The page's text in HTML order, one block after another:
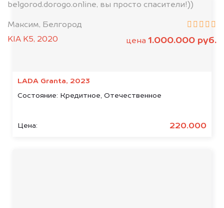
LADA Granta, 2023
Состояние: Кредитное, Отечественное
Цена: 220.000
belgorod.dorogo.online, вы просто спасители!))
Максим, Белгород
KIA K5, 2020
цена 1.000.000 руб.